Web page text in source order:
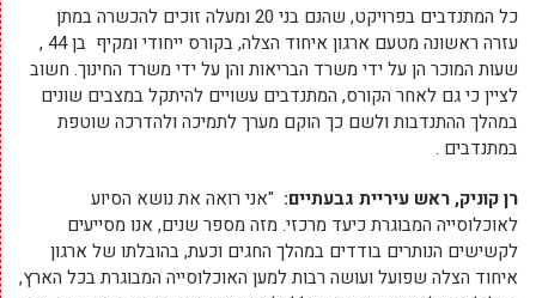
כל המתנדבים בפרויקט, שהנם בני 20 ומעלה זוכים להכשרה במתן
עזרה ראשונה מטעם ארגון איחוד הצלה, בקורס ייחודי ומקיף בן 44 ,
שעות המוכר הן על ידי משרד הבריאות והן על ידי משרד החינוך. חשוב
לציין כי גם לאחר הקורס, המתנדבים עשויים להיתקל במצבים שונים
במהלך ההתנדבות ולשם כך הוקם מערך לתמיכה ולהדרכה שוטפת
במתנדבים .
רן קוניק, ראש עיריית גבעתיים: "אני רואה את נושא הסיוע
לאוכלוסייה המבוגרת כיעד מרכזי. מזה מספר שנים, אנו מסייעים
לקשישים הנותרים בודדים במהלך החגים וכעת, בהובלתו של ארגון
איחוד הצלה שפועל ועושה רבות למען האוכלוסייה המבוגרת בכל הארץ,